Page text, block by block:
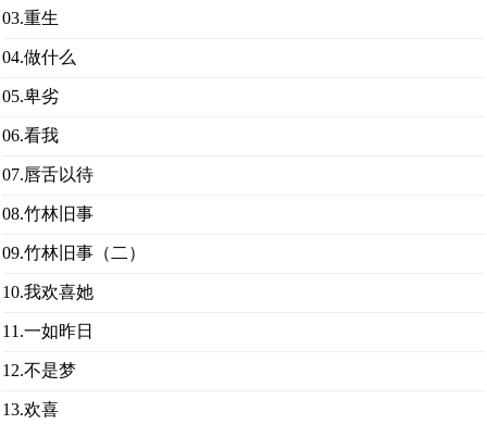
03.重生
04.做什么
05.卑劣
06.看我
07.唇舌以待
08.竹林旧事
09.竹林旧事（二）
10.我欢喜她
11.一如昨日
12.不是梦
13.欢喜